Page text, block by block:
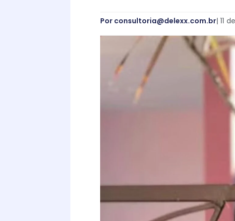
Por consultoria@delexx.com.br| 11